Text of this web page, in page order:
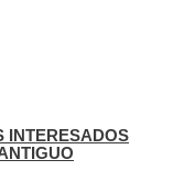
INTERESADOS